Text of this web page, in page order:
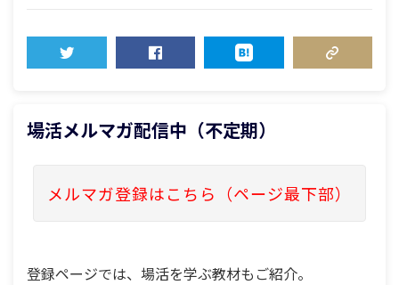
場活メルマガ配信中（不定期）
メルマガ登録はこちら（ページ最下部）
登録ページでは、場活を学ぶ教材もご紹介。